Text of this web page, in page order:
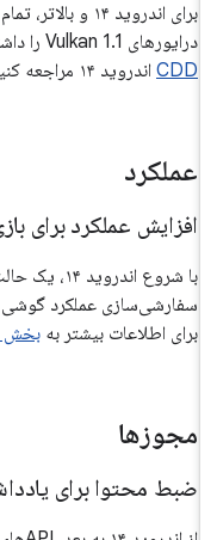
درایورهای Vulkan 1.1 را داشته باشند. برای اطلاعات بیشتر
CDDاندروید ۱۴ مراجعه کنید.
عملکرد
افزایش عملکرد برای
با شروع اندروید ۱۴، یک حالت مصرف انرژی جدید به نام
سفارشی‌سازی عملکرد گوشی
برای اطلاعات بیشتر بهبخش
مجوزها
ضبط محتوا برای